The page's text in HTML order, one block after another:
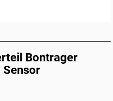
Bontrager
Sensor